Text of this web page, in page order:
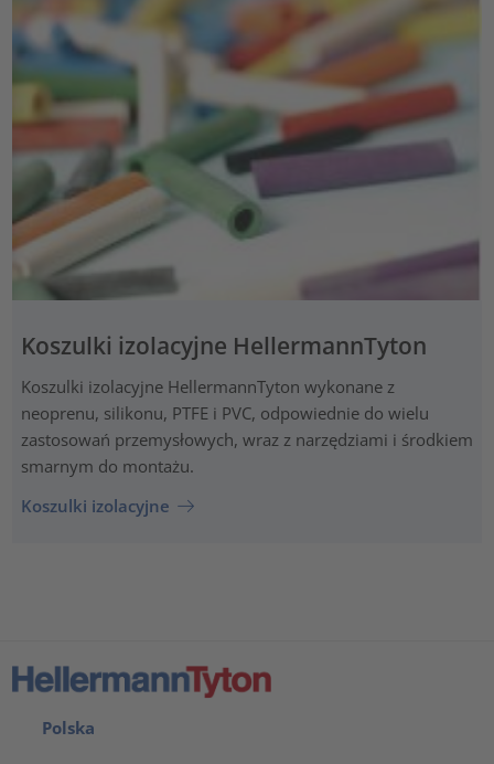
Koszulki izolacyjne HellermannTyton
Koszulki izolacyjne HellermannTyton wykonane z
neoprenu, silikonu, PTFE i PVC, odpowiednie do wielu
zastosowań przemysłowych, wraz z narzędziami i środkiem
smarnym do montażu.
Koszulki izolacyjne
Polska